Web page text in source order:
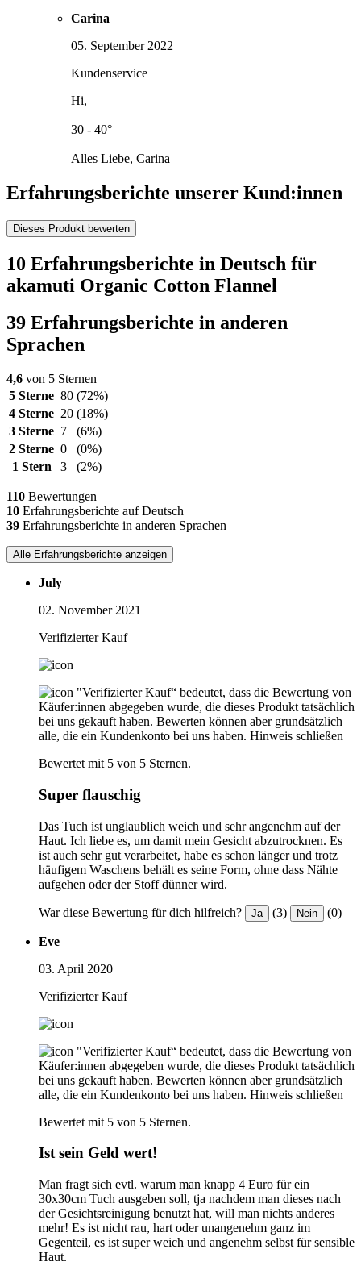
Carina
05. September 2022
Kundenservice
Hi,
30 - 40°
Alles Liebe, Carina
Erfahrungsberichte unserer Kund:innen
Dieses Produkt bewerten
10 Erfahrungsberichte in Deutsch für
akamuti Organic Cotton Flannel
39 Erfahrungsberichte in anderen
Sprachen
4,6 von 5 Sternen
5 Sterne 80 (72%)
4 Sterne 20 (18%)
3 Sterne 7
(6%)
2 Sterne 0
(0%)
1 Stern
3 (2%)
110 Bewertungen
10 Erfahrungsberichte auf Deutsch
39 Erfahrungsberichte in anderen Sprachen
Alle Erfahrungsberichte anzeigen
July
02. November 2021
Verifizierter Kauf
"Verifizierter Kauf“ bedeutet, dass die Bewertung von
Käufer:innen abgegeben wurde, die dieses Produkt tatsächlich
bei uns gekauft haben. Bewerten können aber grundsätzlich
alle, die ein Kundenkonto bei uns haben. Hinweis schließen
Bewertet mit 5 von 5 Sternen.
Super flauschig
Das Tuch ist unglaublich weich und sehr angenehm auf der
Haut. Ich liebe es, um damit mein Gesicht abzutrocknen. Es
ist auch sehr gut verarbeitet, habe es schon länger und trotz
häufigem Waschens behält es seine Form, ohne dass Nähte
aufgehen oder der Stoff dünner wird.
War diese Bewertung für dich hilfreich? Ja (3) Nein (0)
Eve
03. April 2020
Verifizierter Kauf
"Verifizierter Kauf“ bedeutet, dass die Bewertung von
Käufer:innen abgegeben wurde, die dieses Produkt tatsächlich
bei uns gekauft haben. Bewerten können aber grundsätzlich
alle, die ein Kundenkonto bei uns haben. Hinweis schließen
Bewertet mit 5 von 5 Sternen.
Ist sein Geld wert!
Man fragt sich evtl. warum man knapp 4 Euro für ein
30x30cm Tuch ausgeben soll, tja nachdem man dieses nach
der Gesichtsreinigung benutzt hat, will man nichts anderes
mehr! Es ist nicht rau, hart oder unangenehm ganz im
Gegenteil, es ist super weich und angenehm selbst für sensible
Haut.